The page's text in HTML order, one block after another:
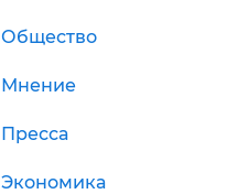
Общество
Мнение
Пресса
Экономика